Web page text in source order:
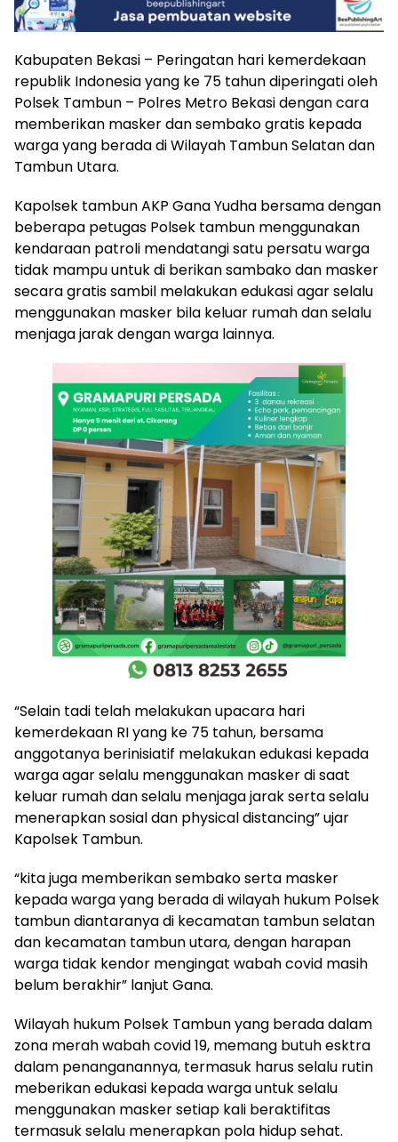
Kabupaten Bekasi – Peringatan hari kemerdekaan
republik Indonesia yang ke 75 tahun diperingati oleh
Polsek Tambun – Polres Metro Bekasi dengan cara
memberikan masker dan sembako gratis kepada
warga yang berada di Wilayah Tambun Selatan dan
Tambun Utara.
Kapolsek tambun AKP Gana Yudha bersama dengan
beberapa petugas Polsek tambun menggunakan
kendaraan patroli mendatangi satu persatu warga
tidak mampu untuk di berikan sambako dan masker
secara gratis sambil melakukan edukasi agar selalu
menggunakan masker bila keluar rumah dan selalu
menjaga jarak dengan warga lainnya.
“Selain tadi telah melakukan upacara hari
kemerdekaan RI yang ke 75 tahun, bersama
anggotanya berinisiatif melakukan edukasi kepada
warga agar selalu menggunakan masker di saat
keluar rumah dan selalu menjaga jarak serta selalu
menerapkan sosial dan physical distancing” ujar
Kapolsek Tambun.
“kita juga memberikan sembako serta masker
kepada warga yang berada di wilayah hukum Polsek
tambun diantaranya di kecamatan tambun selatan
dan kecamatan tambun utara, dengan harapan
warga tidak kendor mengingat wabah covid masih
belum berakhir” lanjut Gana.
Wilayah hukum Polsek Tambun yang berada dalam
zona merah wabah covid 19, memang butuh esktra
dalam penanganannya, termasuk harus selalu rutin
meberikan edukasi kepada warga untuk selalu
menggunakan masker setiap kali beraktifitas
termasuk selalu menerapkan pola hidup sehat.